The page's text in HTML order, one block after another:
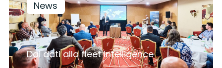
News
Dai dati alla fleet intelligence